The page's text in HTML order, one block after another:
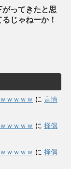
がってきたと思
じゃねーか！
ｗｗｗｗ に 言情
ｗｗｗｗ に 择偶
ｗｗｗｗ に 择偶